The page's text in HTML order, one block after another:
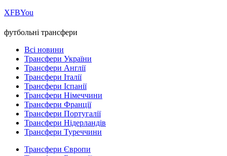
ХFBYou
футбольні трансфери
Всі новини
Трансфери України
Трансфери Англії
Трансфери Італії
Трансфери Іспанії
Трансфери Німеччини
Трансфери Франції
Трансфери Португалії
Трансфери Нідерландів
Трансфери Туреччини
Трансфери Європи